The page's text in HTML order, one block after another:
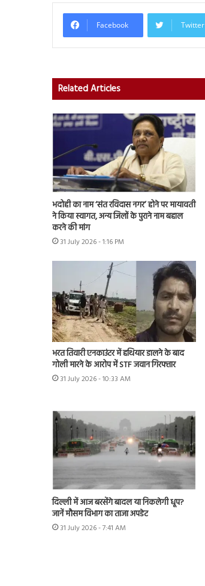
Facebook Twitter
Related Articles
भदोही का नाम ‘संत रविदास नगर’ होने पर मायावती
ने किया स्वागत, अन्य जिलों के पुराने नाम बहाल
करने की मांग
31 July 2026 - 1:16 PM
भरत तिवारी एनकाउंटर में हथियार डालने के बाद
गोली मारने के आरोप में STF जवान गिरफ्तार
31 July 2026 - 10:33 AM
दिल्ली में आज बरसेंगे बादल या निकलेगी धूप?
जानें मौसम विभाग का ताजा अपडेट
31 July 2026 - 7:41 AM